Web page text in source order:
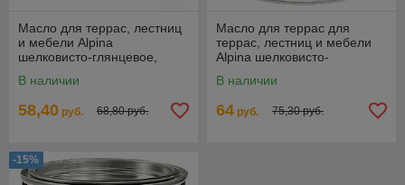
Масло для террас, лестниц
и мебели Alpina
шелковисто-глянцевое,
В наличии
58,40 руб. 68,80 руб.
Масло для террас для
террас, лестниц и мебели
Alpina шелковисто-
палисандр 2 л. (1,8 кг.)
В наличии
64 руб. 75,30 руб.
-15%